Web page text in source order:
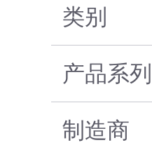
类别
产品系列
制造商